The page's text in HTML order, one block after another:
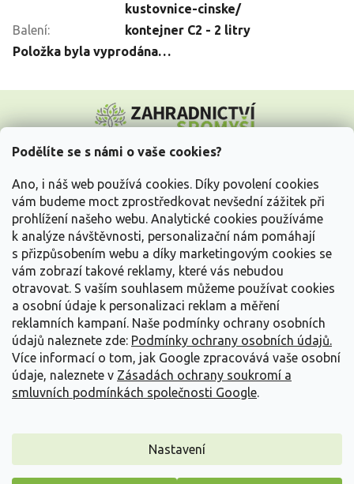
Podělíte se s námi o vaše cookies?
Ano, i náš web používá cookies. Díky povolení cookies
vám budeme moct zprostředkovat nevšední zážitek při
prohlížení našeho webu. Analytické cookies používáme
k analýze návštěvnosti, personalizační nám pomáhají
s přizpůsobením webu a díky marketingovým cookies se
vám zobrazí takové reklamy, které vás nebudou
otravovat. S vaším souhlasem můžeme používat cookies
a osobní údaje k personalizaci reklam a měření
reklamních kampaní. Naše podmínky ochrany osobních
údajů naleznete zde: Podmínky ochrany osobních údajů.
Více informací o tom, jak Google zpracovává vaše osobní
údaje, naleznete v Zásadách ochrany soukromí a
smluvních podmínkách společnosti Google.
Nastavení
kustovnice-cinske/
Balení:
kontejner C2 - 2 litry
Položka byla vyprodána…
p
Vše o nákupu
Informace pro Vás
Kontakujte nás
Vytvořil Shoptet